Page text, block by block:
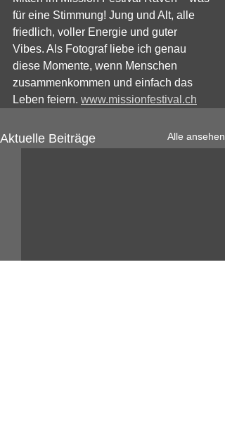
für eine Stimmung! Jung und Alt, alle
friedlich, voller Energie und guter
Vibes. Als Fotograf liebe ich genau
diese Momente, wenn Menschen
zusammenkommen und einfach das
Leben feiern. www.missionfestival.ch
Aktuelle Beiträge Alle ansehen